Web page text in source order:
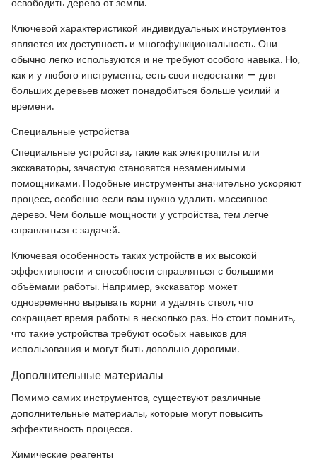
освободить дерево от земли.
Ключевой характеристикой индивидуальных инструментов
является их доступность и многофункциональность. Они
обычно легко используются и не требуют особого навыка. Но,
как и у любого инструмента, есть свои недостатки — для
больших деревьев может понадобиться больше усилий и
времени.
Специальные устройства
Специальные устройства, такие как электропилы или
экскаваторы, зачастую становятся незаменимыми
помощниками. Подобные инструменты значительно ускоряют
процесс, особенно если вам нужно удалить массивное
дерево. Чем больше мощности у устройства, тем легче
справляться с задачей.
Ключевая особенность таких устройств в их высокой
эффективности и способности справляться с большими
объёмами работы. Например, экскаватор может
одновременно вырывать корни и удалять ствол, что
сокращает время работы в несколько раз. Но стоит помнить,
что такие устройства требуют особых навыков для
использования и могут быть довольно дорогими.
Дополнительные материалы
Помимо самих инструментов, существуют различные
дополнительные материалы, которые могут повысить
эффективность процесса.
Химические реагенты